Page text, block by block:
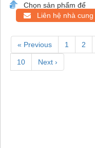
Chọn sản phẩm để
Liên hệ nhà cung
« Previous 1 2
10 Next ›